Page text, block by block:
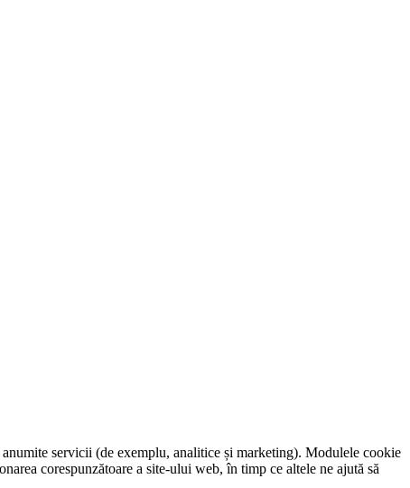
servicii (de exemplu, analitice și marketing). Modulele cookie
corespunzătoare a site-ului web, în timp ce altele ne ajută să